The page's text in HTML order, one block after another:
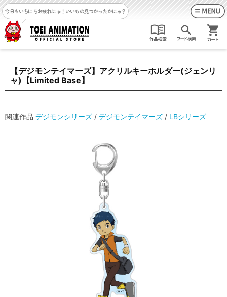
今日もいちにちお疲れにゃ！ いいもの見つかったかにゃ？
【デジモンテイマーズ】アクリルキーホルダー(ジェンリ
ャ)【Limited Base】
関連作品 デジモンシリーズ / デジモンテイマーズ / LBシリーズ